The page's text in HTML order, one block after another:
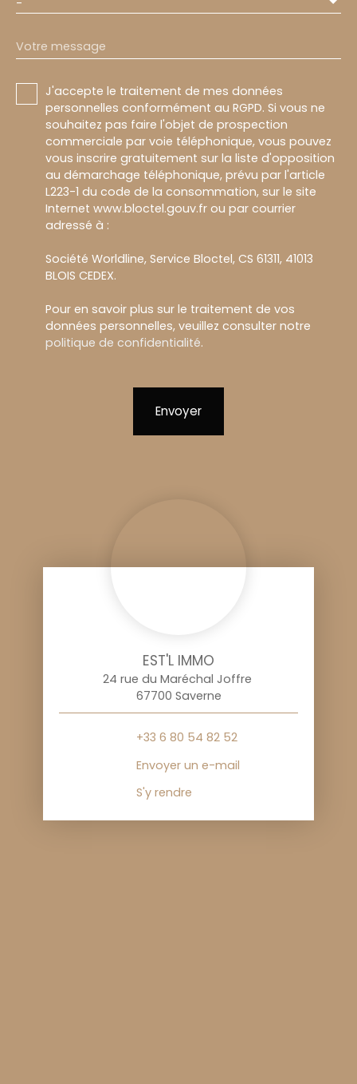
-
Votre message
J'accepte le traitement de mes données
personnelles conformément au RGPD. Si vous ne
souhaitez pas faire l'objet de prospection
commerciale par voie téléphonique, vous pouvez
vous inscrire gratuitement sur la liste d'opposition
au démarchage téléphonique, prévu par l'article
L223-1 du code de la consommation, sur le site
Internet www.bloctel.gouv.fr ou par courrier
adressé à :
Société Worldline, Service Bloctel, CS 61311, 41013
BLOIS CEDEX.
Pour en savoir plus sur le traitement de vos
données personnelles, veuillez consulter notre
politique de confidentialité.
Envoyer
EST'L IMMO
24 rue du Maréchal Joffre
67700 Saverne
+33 6 80 54 82 52
Envoyer un e-mail
S'y rendre